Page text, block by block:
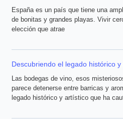
España es un país que tiene una
de bonitas y grandes playas. Vivir
elección que atrae
Descubriendo el legado histórico
Las bodegas de vino, esos
parece detenerse entre barricas y
legado histórico y artístico que ha